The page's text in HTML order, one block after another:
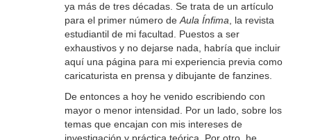
ya más de tres décadas. Se trata de un artículo
para el primer número de Aula Ínfima , la revista
estudiantil de mi facultad. Puestos a ser
exhaustivos y no dejarse nada, habría que incluir
aquí una página para mi experiencia previa como
caricaturista en prensa y dibujante de fanzines.
De entonces a hoy he venido escribiendo con
mayor o menor intensidad. Por un lado, sobre los
temas que encajan con mis intereses de